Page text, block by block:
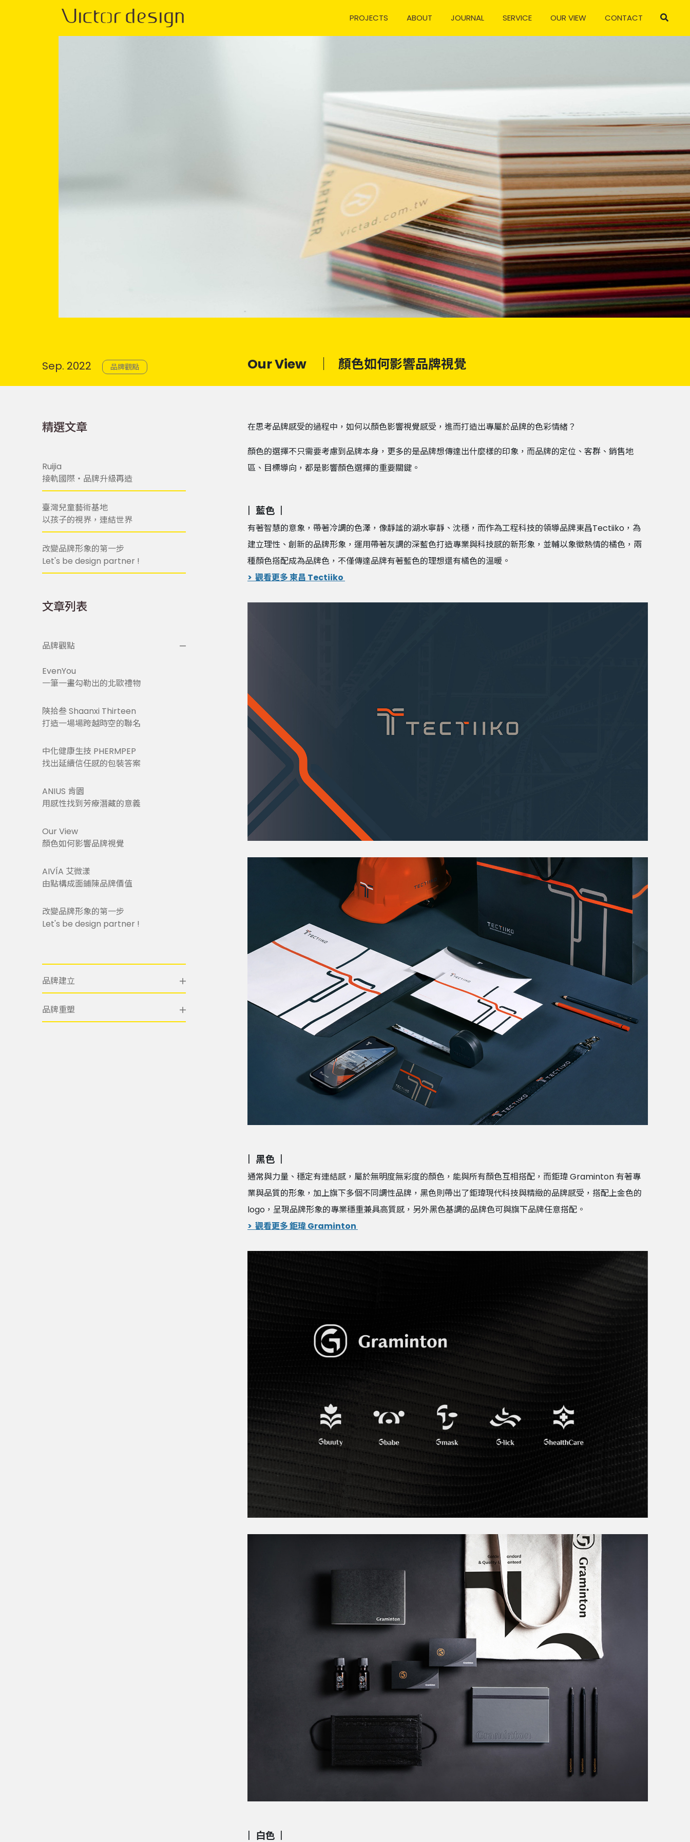
PROJECTS ABOUT JOURNAL SERVICE OUR VIEW CONTACT
Sep. 2022 品牌觀點 Our View 顏色如何影響品牌視覺
精選文章
Ruijia
接軌國際・品牌升級再造
臺灣兒童藝術基地
以孩子的視界，連結世界
改變品牌形象的第一步
Let's be design partner !
文章列表
品牌觀點
EvenYou
一筆一畫勾勒出的北歐禮物
陝拾叁 Shaanxi Thirteen
打造一場場跨越時空的聯名
中化健康生技 PHERMPEP
找出延續信任感的包裝答案
ANIUS 肯園
用感性找到芳療潛藏的意義
Our View
顏色如何影響品牌視覺
AIVÍA 艾微漾
由點構成面鋪陳品牌價值
改變品牌形象的第一步
Let's be design partner !
品牌建立
品牌重塑
在思考品牌感受的過程中，如何以顏色影響視覺感受，進而打造出專屬於品牌的色彩情緒？
顏色的選擇不只需要考慮到品牌本身，更多的是品牌想傳達出什麼樣的印象，而品牌的定位、客群、銷售地
區、目標導向，都是影響顏色選擇的重要關鍵。
藍色
有著智慧的意象，帶著冷調的色澤，像靜謐的湖水寧靜、沈穩，而作為工程科技的領導品牌東昌Tectiiko，為
建立理性、創新的品牌形象，運用帶著灰調的深藍色打造專業與科技感的新形象，並輔以象徵熱情的橘色，兩
種顏色搭配成為品牌色，不僅傳達品牌有著藍色的理想還有橘色的溫暖。
> 觀看更多 東昌 Tectiiko
| 黑色 |
通常與力量、穩定有連結感，屬於無明度無彩度的顏色，能與所有顏色互相搭配，而鉅瑋 Graminton 有著專
業與品質的形象，加上旗下多個不同調性品牌，黑色則帶出了鉅瑋現代科技與精緻的品牌感受，搭配上金色的
logo，呈現品牌形象的專業穩重兼具高質感，另外黑色基調的品牌色可與旗下品牌任意搭配。
> 觀看更多 鉅瑋 Graminton
白色